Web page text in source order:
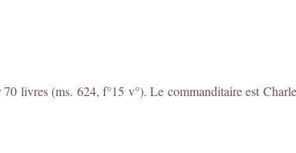
livres (ms. 624, f°15 v°). Le commanditaire est